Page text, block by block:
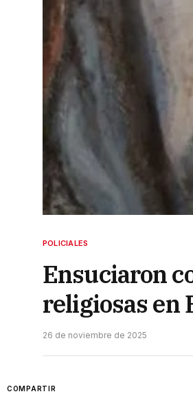
POLICIALES
Ensuciaron
religiosas en
26 de noviembre de 2025
COMPARTIR